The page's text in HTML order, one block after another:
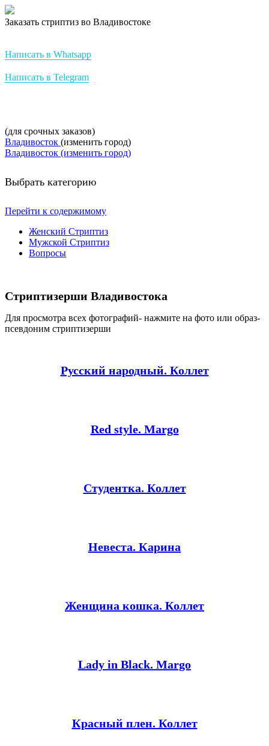
Заказать стриптиз во Владивостоке
Написать в Whatsapp
Написать в Telegram
(для срочных заказов)
Владивосток (изменить город)
Владивосток (изменить город)
Выбрать категорию
Перейти к содержимому
Женский Стриптиз
Мужской Стриптиз
Вопросы
Стриптизерши Владивостока
Для просмотра всех фотографий- нажмите на фото или образ-
псевдоним стриптизерши
Русский народный. Коллет
Red style. Margo
Студентка. Коллет
Невеста. Карина
Женщина кошка. Коллет
Lady in Black. Margo
Красный плен. Коллет